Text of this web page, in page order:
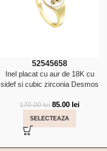
52545658
Inel placat cu aur de 18K cu
sidef si cubic zirconia Desmos
170.00lei 85.00 lei
SELECTEAZA